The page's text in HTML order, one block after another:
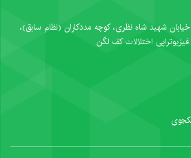
خیابان شهید شاه نظری، کوچه مددکاران (نظام سابق)،
اختلالات کف لگن